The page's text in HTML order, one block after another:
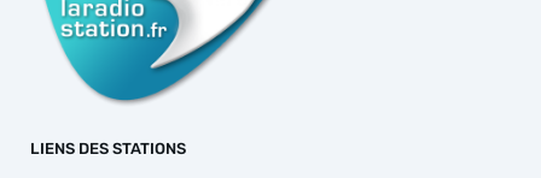
LIENS DES STATIONS